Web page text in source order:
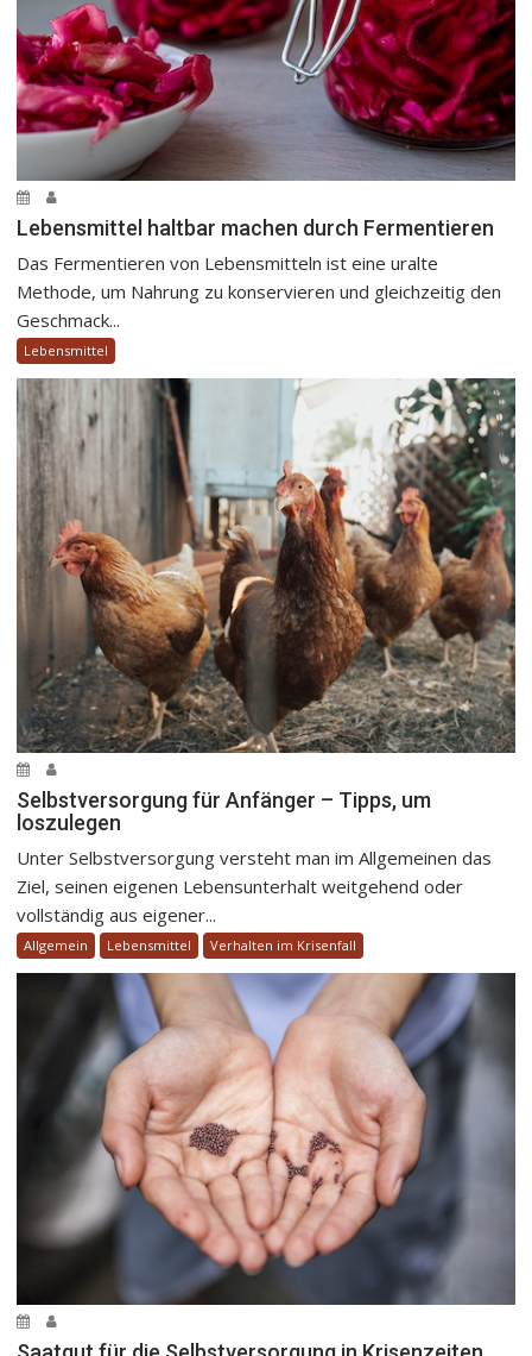
g
a
t
i
o
n
Lebensmittel haltbar machen durch Fermentieren
Das Fermentieren von Lebensmitteln ist eine uralte
Methode, um Nahrung zu konservieren und gleichzeitig den
Geschmack...
Lebensmittel
Selbstversorgung für Anfänger – Tipps, um
loszulegen
Unter Selbstversorgung versteht man im Allgemeinen das
Ziel, seinen eigenen Lebensunterhalt weitgehend oder
vollständig aus eigener...
Allgemein Lebensmittel Verhalten im Krisenfall